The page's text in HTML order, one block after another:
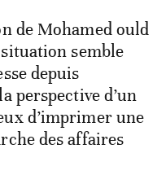
de Mohamed ould
semble
depuis
perspective d’un
d’imprimer une
des affaires